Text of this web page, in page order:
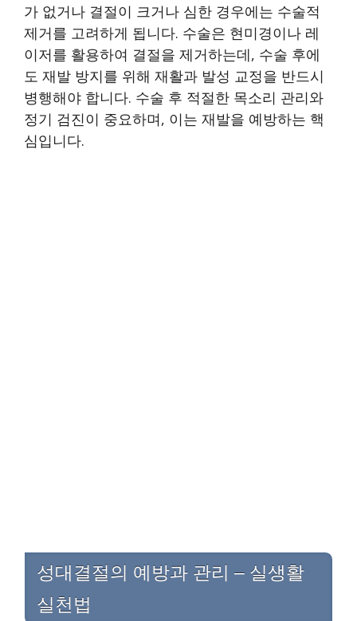
가 없거나 결절이 크거나 심한 경우에는 수술적
제거를 고려하게 됩니다. 수술은 현미경이나 레
이저를 활용하여 결절을 제거하는데, 수술 후에
도 재발 방지를 위해 재활과 발성 교정을 반드시
병행해야 합니다. 수술 후 적절한 목소리 관리와
정기 검진이 중요하며, 이는 재발을 예방하는 핵
심입니다.
성대결절의 예방과 관리 – 실생활
실천법